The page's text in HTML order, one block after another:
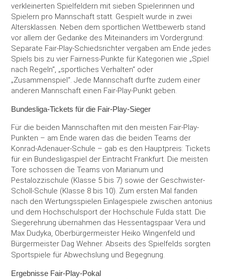
verkleinerten Spielfeldern mit sieben Spielerinnen und
Spielern pro Mannschaft statt. Gespielt wurde in zwei
Altersklassen. Neben dem sportlichen Wettbewerb stand
vor allem der Gedanke des Miteinanders im Vordergrund:
Separate Fair-Play-Schiedsrichter vergaben am Ende jedes
Spiels bis zu vier Fairness-Punkte für Kategorien wie „Spiel
nach Regeln“, „sportliches Verhalten“ oder
„Zusammenspiel“. Jede Mannschaft durfte zudem einer
anderen Mannschaft einen Fair-Play-Punkt geben.
Bundesliga-Tickets für die Fair-Play-Sieger
Für die beiden Mannschaften mit den meisten Fair-Play-
Punkten – am Ende waren das die beiden Teams der
Konrad-Adenauer-Schule – gab es den Hauptpreis: Tickets
für ein Bundesligaspiel der Eintracht Frankfurt. Die meisten
Tore schossen die Teams von Marianum und
Pestalozzischule (Klasse 5 bis 7) sowie der Geschwister-
Scholl-Schule (Klasse 8 bis 10). Zum ersten Mal fanden
nach den Wertungsspielen Einlagespiele zwischen antonius
und dem Hochschulsport der Hochschule Fulda statt. Die
Siegerehrung übernahmen das Hessentagspaar Vera und
Max Dudyka, Oberbürgermeister Heiko Wingenfeld und
Bürgermeister Dag Wehner. Abseits des Spielfelds sorgten
Sportspiele für Abwechslung und Begegnung.
Ergebnisse Fair-Play-Pokal